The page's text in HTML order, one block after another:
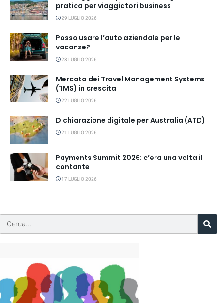
pratica per viaggiatori business
29 LUGLIO 2026
Posso usare l’auto aziendale per le
vacanze?
28 LUGLIO 2026
Mercato dei Travel Management Systems
(TMS) in crescita
22 LUGLIO 2026
Dichiarazione digitale per Australia (ATD)
21 LUGLIO 2026
Payments Summit 2026: c’era una volta il
contante
17 LUGLIO 2026